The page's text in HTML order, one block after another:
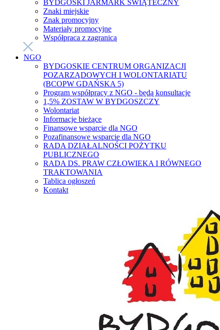
BYDGOSKI JARMARK ŚWIĄTECZNY
Znaki miejskie
Znak promocyjny
Materiały promocyjne
Współpraca z zagranicą
NGO
BYDGOSKIE CENTRUM ORGANIZACJI
POZARZĄDOWYCH I WOLONTARIATU
(BCOPW GDAŃSKA 5)
Program współpracy z NGO - będą konsultacje
1,5% ZOSTAW W BYDGOSZCZY
Wolontariat
Informacje bieżące
Finansowe wsparcie dla NGO
Pozafinansowe wsparcie dla NGO
RADA DZIAŁALNOŚCI POŻYTKU
PUBLICZNEGO
RADA DS. PRAW CZŁOWIEKA I RÓWNEGO
TRAKTOWANIA
Tablica ogłoszeń
Kontakt